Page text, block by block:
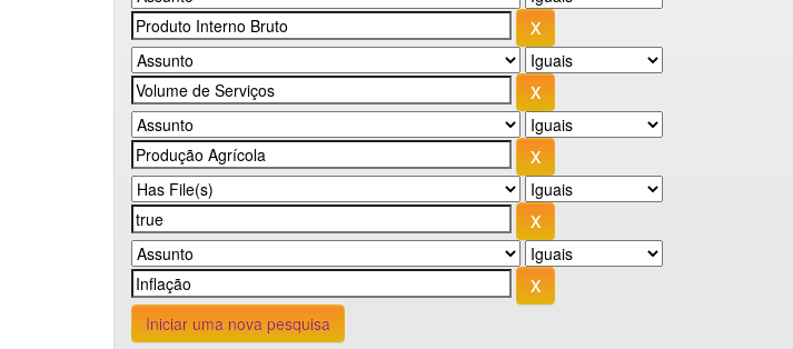
Iniciar uma nova pesquisa